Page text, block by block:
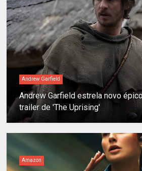
Andrew Garfield
Andrew Garfield estrela novo
trailer de 'The Uprising'
Amazon